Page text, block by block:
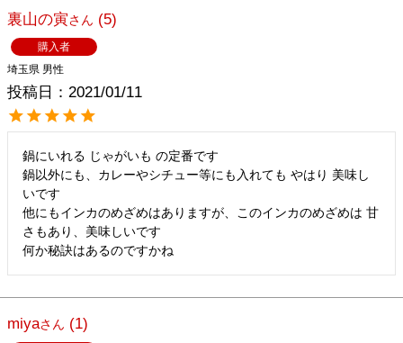
裏山の寅 5
購入者
埼玉県 男性
投稿日 2021/01/11
鍋にいれる じゃがいも の定番です
鍋以外にも、カレーやシチュー等にも入れても やはり 美味し
いです
他にもインカのめざめはありますが、このインカのめざめは 甘
さもあり、美味しいです
何か秘訣はあるのですかね
miya 1